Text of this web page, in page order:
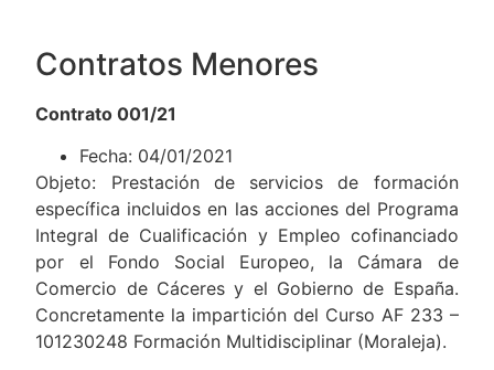
Contratos Menores
Contrato 001/21
Fecha: 04/01/2021
Objeto: Prestación de servicios de formación
específica incluidos en las acciones del Programa
Integral de Cualificación y Empleo cofinanciado
por el Fondo Social Europeo, la Cámara de
Comercio de Cáceres y el Gobierno de España.
Concretamente la impartición del Curso AF 233 –
101230248 Formación Multidisciplinar (Moraleja).